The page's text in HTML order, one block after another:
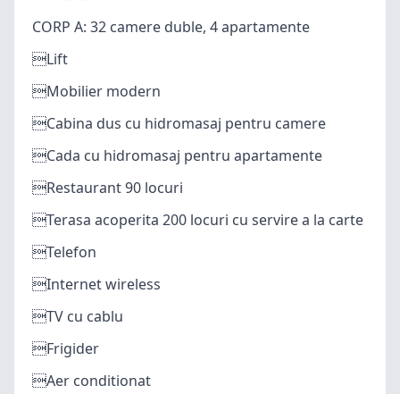
CORP A: 32 camere duble, 4 apartamente
Lift
Mobilier modern
Cabina dus cu hidromasaj pentru camere
Cada cu hidromasaj pentru apartamente
Restaurant 90 locuri
Terasa acoperita 200 locuri cu servire a la carte
Telefon
Internet wireless
TV cu cablu
Frigider
Aer conditionat